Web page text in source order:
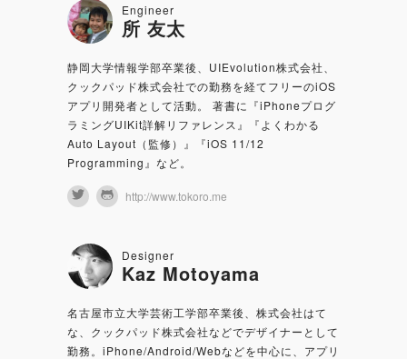
Engineer
所 友太
静岡大学情報学部卒業後、UIEvolution株式会社、
クックパッド株式会社での勤務を経てフリーのiOS
アプリ開発者として活動。 著書に『iPhoneプログ
ラミングUIKit詳解リファレンス』『よくわかる
Auto Layout（監修）』『iOS 11/12
Programming』など。
http://www.tokoro.me
Designer
Kaz Motoyama
名古屋市立大学芸術工学部卒業後、株式会社はて
な、クックパッド株式会社などでデザイナーとして
勤務。iPhone/Android/Webなどを中心に、アプリ